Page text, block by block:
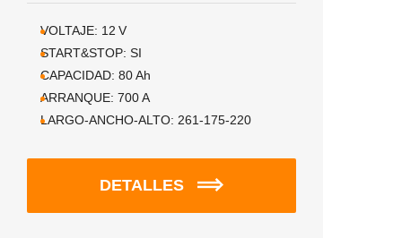
VOLTAJE: 12 V
START&STOP: SI
CAPACIDAD: 80Ah
ARRANQUE: 700A
LARGO-ANCHO-ALTO: 261-175-220
DETALLES